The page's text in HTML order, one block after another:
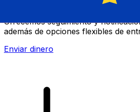
Ofrecemos seguimiento y
además de opciones flexibles de
Enviar dinero